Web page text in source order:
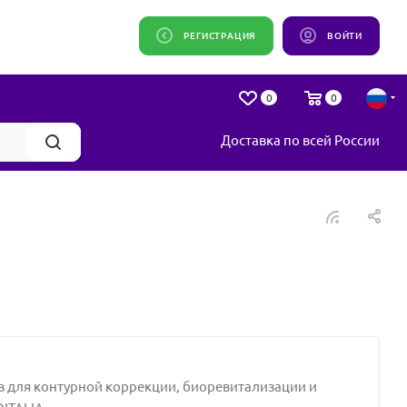
ВОЙТИ
РЕГИСТРАЦИЯ
0 0
Доставка по всей России
контурной коррекции, биоревитализации и